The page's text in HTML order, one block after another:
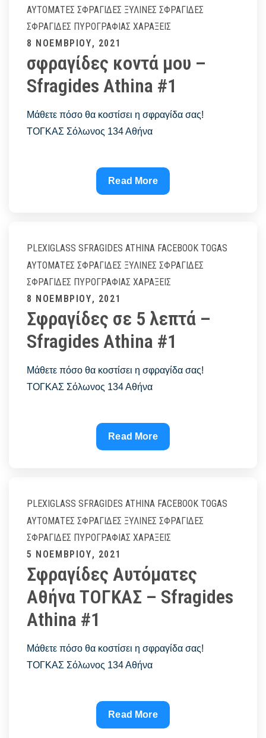
ΑΥΤΌΜΑΤΕΣ ΣΦΡΑΓΊΔΕΣ ΞΎΛΙΝΕΣ ΣΦΡΑΓΊΔΕΣ
ΣΦΡΑΓΊΔΕΣ ΠΥΡΟΓΡΑΦΊΑΣ ΧΑΡΆΞΕΙΣ
Posted
on
8 ΝΟΕΜΒΡΊΟΥ, 2021
σφραγίδες κοντά μου –
Sfragides Athina #1
Μάθετε πόσο θα κοστίσει η σφραγίδα σας!
ΤΟΓΚΑΣ Σόλωνος 134 Αθήνα
σφραγίδες
κοντά
Sfragides
Read More
PLEXIGLASS SFRAGIDES ATHINA FACEBOOK TOGAS
ΑΥΤΌΜΑΤΕΣ ΣΦΡΑΓΊΔΕΣ ΞΎΛΙΝΕΣ ΣΦΡΑΓΊΔΕΣ
ΣΦΡΑΓΊΔΕΣ ΠΥΡΟΓΡΑΦΊΑΣ ΧΑΡΆΞΕΙΣ
Posted
on
8 ΝΟΕΜΒΡΊΟΥ, 2021
Σφραγίδες σε 5 λεπτά –
Sfragides Athina #1
Μάθετε πόσο θα κοστίσει η σφραγίδα σας!
ΤΟΓΚΑΣ Σόλωνος 134 Αθήνα
Σφραγίδες
σε
–
#1
Read More
PLEXIGLASS SFRAGIDES ATHINA FACEBOOK TOGAS
ΑΥΤΌΜΑΤΕΣ ΣΦΡΑΓΊΔΕΣ ΞΎΛΙΝΕΣ ΣΦΡΑΓΊΔΕΣ
ΣΦΡΑΓΊΔΕΣ ΠΥΡΟΓΡΑΦΊΑΣ ΧΑΡΆΞΕΙΣ
Posted
on
5 ΝΟΕΜΒΡΊΟΥ, 2021
Σφραγίδες Αυτόματες
Αθήνα ΤΟΓΚΑΣ – Sfragides
Athina #1
Μάθετε πόσο θα κοστίσει η σφραγίδα σας!
ΤΟΓΚΑΣ Σόλωνος 134 Αθήνα
Σφραγίδες
Αυτόματες
Read More